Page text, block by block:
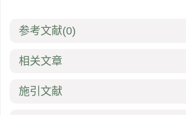
参考文献(0)
相关文章
施引文献